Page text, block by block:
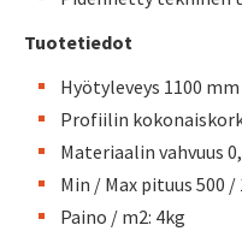
Tuotetiedot
Hyötyleveys 1100 mm
Profiilin
Materiaalin vahvuus
Min / Max pituus 500 /
Paino / m2: 4kg